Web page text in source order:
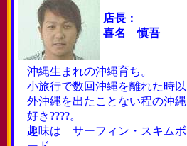
店長：
喜名 慎吾
沖縄生まれの沖縄育ち。
小旅行で数回沖縄を離れた時以
外沖縄を出たことない程の沖縄
好き????。
趣味は サーフィン・スキムボ